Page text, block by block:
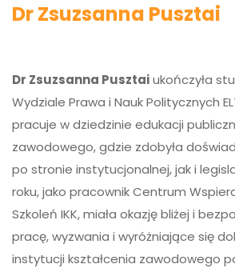
Dr Zsuzsanna Pusztai
Dr Zsuzsanna Pusztaiukończyła
Wydziale Prawa i Nauk Politycznych
pracuje w dziedzinie edukacji
zawodowego, gdzie zdobyła
po stronie instytucjonalnej, jak i
roku, jako pracownik Centrum
Szkoleń IKK, miała okazję bliżej i
pracę, wyzwania i wyróżniające się
instytucji kształcenia zawodowego